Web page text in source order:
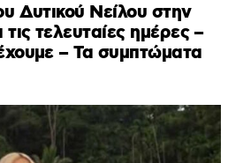
Δυτικού Νείλου στην
τελευταίες ημέρες –
– Τα συμπτώματα